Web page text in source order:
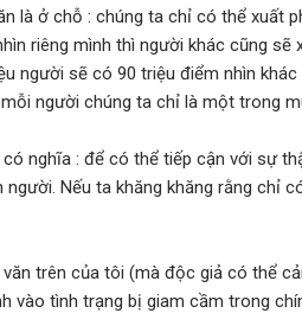
là ở chỗ : chúng ta chỉ có thể xuất
riêng mình thì người khác cũng sẽ
người sẽ có 90 triệu điểm nhìn
người chúng ta chỉ là một trong
nghĩa : để có thể tiếp cận với sự
người. Nếu ta khăng khăng rằng chỉ
trên của tôi (mà độc giả có thể
vào tình trạng bị giam cầm trong